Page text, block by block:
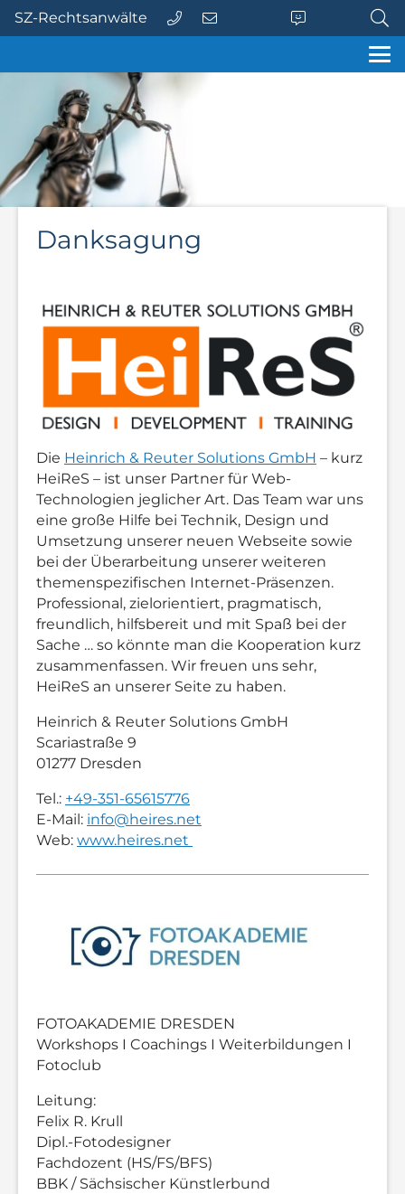
SZ-Rechtsanwälte
Danksagung
Die Heinrich & Reuter Solutions GmbH – kurz
HeiReS – ist unser Partner für Web-
Technologien jeglicher Art. Das Team war uns
eine große Hilfe bei Technik, Design und
Umsetzung unserer neuen Webseite sowie
bei der Überarbeitung unserer weiteren
themenspezifischen Internet-Präsenzen.
Professional, zielorientiert, pragmatisch,
freundlich, hilfsbereit und mit Spaß bei der
Sache … so könnte man die Kooperation kurz
zusammenfassen. Wir freuen uns sehr,
HeiReS an unserer Seite zu haben.
Heinrich & Reuter Solutions GmbH
Scariastraße 9
01277 Dresden
Tel.: +49-351-65615776
E-Mail: info@heires.net
Web: www.heires.net
FOTOAKADEMIE DRESDEN
Workshops I Coachings I Weiterbildungen I
Fotoclub
Leitung:
Felix R. Krull
Dipl.-Fotodesigner
Fachdozent (HS/FS/BFS)
BBK / Sächsischer Künstlerbund